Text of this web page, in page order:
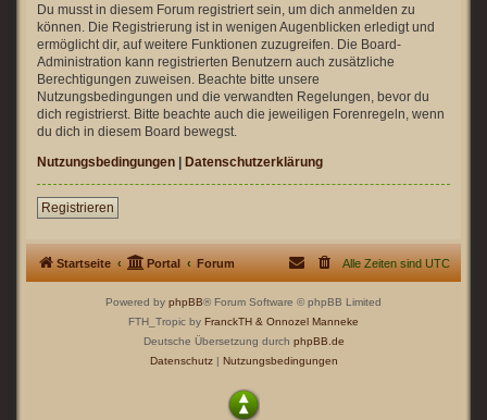
Du musst in diesem Forum registriert sein, um dich anmelden zu
können. Die Registrierung ist in wenigen Augenblicken erledigt und
ermöglicht dir, auf weitere Funktionen zuzugreifen. Die Board-
Administration kann registrierten Benutzern auch zusätzliche
Berechtigungen zuweisen. Beachte bitte unsere
Nutzungsbedingungen und die verwandten Regelungen, bevor du
dich registrierst. Bitte beachte auch die jeweiligen Forenregeln, wenn
du dich in diesem Board bewegst.
Nutzungsbedingungen | Datenschutzerklärung
Registrieren
Startseite Portal Forum Alle Zeiten sind UTC
Powered by phpBB® Forum Software © phpBB Limited
FTH_Tropic by FranckTH & Onnozel Manneke
Deutsche Übersetzung durch phpBB.de
Datenschutz| Nutzungsbedingungen